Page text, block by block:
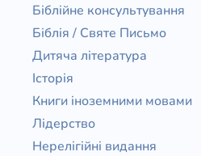
Біблійне консультування
Біблія / Святе Письмо
Дитяча література
Історія
Книги іноземними мовами
Лідерство
Нерелігійні видання